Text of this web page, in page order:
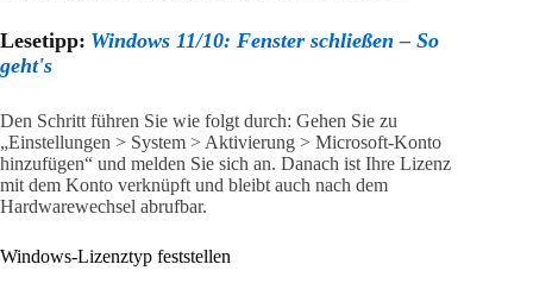
Lesetipp: Windows 11/10: Fenster schließen – So
geht's
Den Schritt führen Sie wie folgt durch: Gehen Sie zu
„Einstellungen > System > Aktivierung > Microsoft-Konto
hinzufügen“ und melden Sie sich an. Danach ist Ihre Lizenz
mit dem Konto verknüpft und bleibt auch nach dem
Hardwarewechsel abrufbar.
Windows-Lizenztyp feststellen